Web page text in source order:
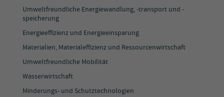
Umweltfreundliche Energiewandlung, -transport und -
speicherung
Energieeffizienz und Energieeinsparung
Materialien, Materialeffizienz und Ressourcenwirtschaft
Umweltfreundliche Mobilität
Wasserwirtschaft
Minderungs- und Schutztechnologien